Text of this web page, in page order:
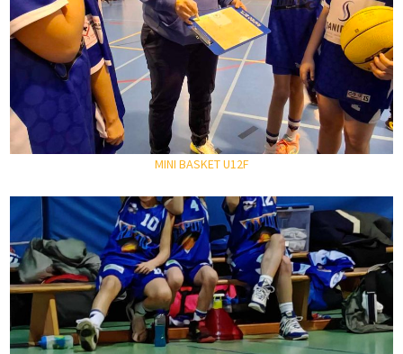
MINI BASKET U12F